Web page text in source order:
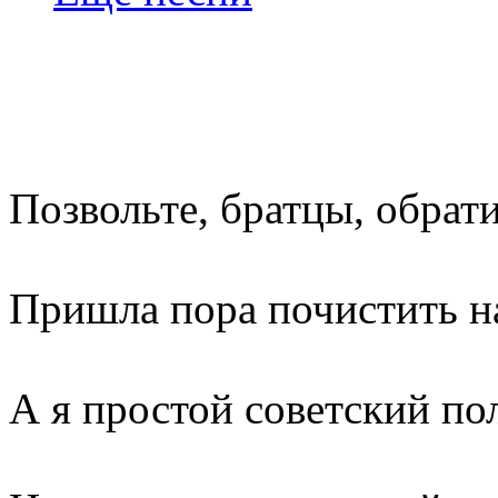
Позвольте, братцы,
Пришла пора почистить
А я простой советский